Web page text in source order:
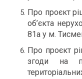
Про проєкт
об’єкта
81а у м.
Про проєкт
згоди на